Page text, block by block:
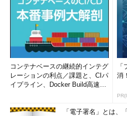
コンテナベースの継続的インテグ
レーションの利点／課題と、CIパ
イプライン、Docker Build高速化
消
「電子署名」とは、